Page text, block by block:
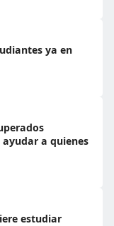
ya en
a quienes
estudiar